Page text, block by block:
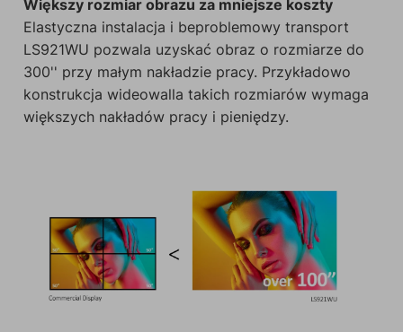
Większy rozmiar obrazu za mniejsze koszty
Elastyczna instalacja i beproblemowy transport
LS921WU pozwala uzyskać obraz o rozmiarze do
300'' przy małym nakładzie pracy. Przykładowo
konstrukcja wideowalla takich rozmiarów wymaga
większych nakładów pracy i pieniędzy.